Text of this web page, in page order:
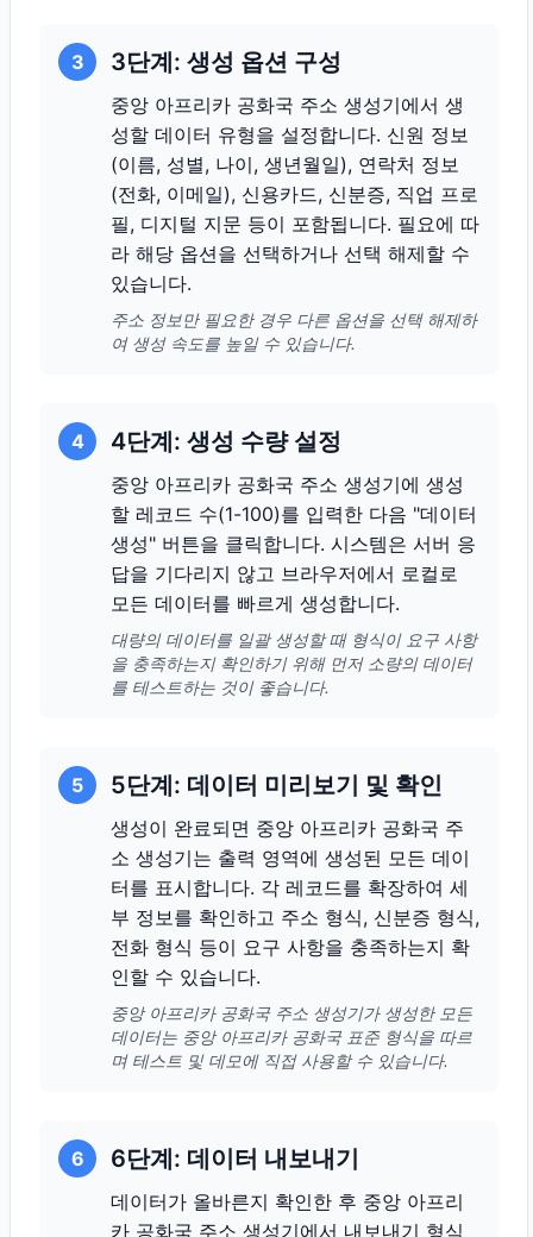
3 3단계: 생성 옵션 구성
중앙 아프리카 공화국 주소 생성기에서 생
성할 데이터 유형을 설정합니다. 신원 정보
(이름, 성별, 나이, 생년월일), 연락처 정보
(전화, 이메일), 신용카드, 신분증, 직업 프로
필, 디지털 지문 등이 포함됩니다. 필요에 따
라 해당 옵션을 선택하거나 선택 해제할 수
있습니다.
주소 정보만 필요한 경우 다른 옵션을 선택 해제하
여 생성 속도를 높일 수 있습니다.
4 4단계: 생성 수량 설정
중앙 아프리카 공화국 주소 생성기에 생성
할 레코드 수(1-100)를 입력한 다음 "데이터
생성" 버튼을 클릭합니다. 시스템은 서버 응
답을 기다리지 않고 브라우저에서 로컬로
모든 데이터를 빠르게 생성합니다.
대량의 데이터를 일괄 생성할 때 형식이 요구 사항
을 충족하는지 확인하기 위해 먼저 소량의 데이터
를 테스트하는 것이 좋습니다.
5 5단계: 데이터 미리보기 및 확인
생성이 완료되면 중앙 아프리카 공화국 주
소 생성기는 출력 영역에 생성된 모든 데이
터를 표시합니다. 각 레코드를 확장하여 세
부 정보를 확인하고 주소 형식, 신분증 형식,
전화 형식 등이 요구 사항을 충족하는지 확
인할 수 있습니다.
중앙 아프리카 공화국 주소 생성기가 생성한 모든
데이터는 중앙 아프리카 공화국 표준 형식을 따르
며 테스트 및 데모에 직접 사용할 수 있습니다.
6 6단계: 데이터 내보내기
데이터가 올바른지 확인한 후 중앙 아프리
카 공화국 주소 생성기에서 내보내기 형식